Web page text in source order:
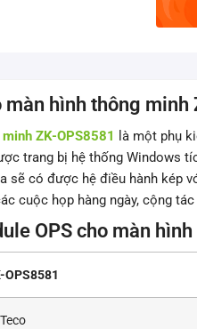
màn hình thông minh
ZK-OPS8581
là một phụ
trang bị hệ thống Windows
sẽ có được hệ điều hành kép
cuộc họp hàng ngày, cộng
OPS cho màn hình
OPS8581